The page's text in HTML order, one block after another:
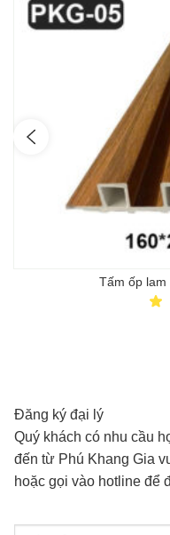
Tấm ốp lam
Đăng ký đại lý
Quý khách có nhu cầu
đến từ Phú Khang Gia
hoặc gọi vào hotline để